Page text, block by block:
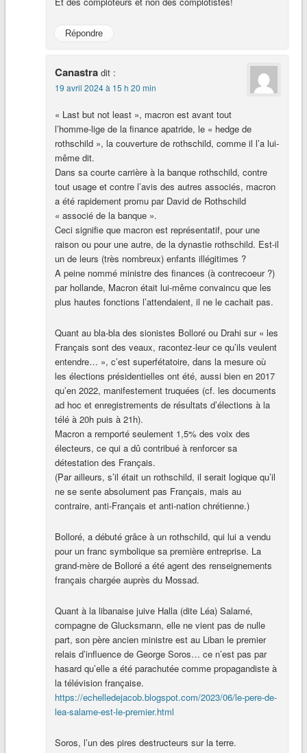
Répondre
Canastra dit :
19 avril 2024 à 15 h 20 min
« Last but not least », macron est avant tout
l’homme-lige de la finance apatride, le « hedge de
rothschild », la couverture de rothschild, comme il l’a lui-
même dit.
Dans sa courte carrière à la banque rothschild, contre
tout usage et contre l’avis des autres associés, macron
a été rapidement promu par David de Rothschild
« associé de la banque ».
Ceci signifie que macron est représentatif, pour une
raison ou pour une autre, de la dynastie rothschild. Est-il
un de leurs (très nombreux) enfants illégitimes ?
A peine nommé ministre des finances (à contrecoeur ?)
par hollande, Macron était lui-même convaincu que les
plus hautes fonctions l’attendaient, il ne le cachait pas.
Quant au bla-bla des sionistes Bolloré ou Drahi sur « les
Français sont des veaux, racontez-leur ce qu’ils veulent
entendre… », c’est superfétatoire, dans la mesure où
les élections présidentielles ont été, aussi bien en 2017
qu’en 2022, manifestement truquées (cf. les documents
ad hoc et enregistrements de résultats d’élections à la
télé à 20h puis à 21h).
Macron a remporté seulement 1,5% des voix des
électeurs, ce qui a dû contribué à renforcer sa
détestation des Français.
(Par ailleurs, s’il était un rothschild, il serait logique qu’il
ne se sente absolument pas Français, mais au
contraire, anti-Français et anti-nation chrétienne.)
Bolloré, a débuté grâce à un rothschild, qui lui a vendu
pour un franc symbolique sa première entreprise. La
grand-mère de Bolloré a été agent des renseignements
français chargée auprès du Mossad.
Quant à la libanaise juive Halla (dite Léa) Salamé,
compagne de Glucksmann, elle ne vient pas de nulle
part, son père ancien ministre est au Liban le premier
relais d’influence de George Soros… ce n’est pas par
hasard qu’elle a été parachutée comme propagandiste à
la télévision française.
https://echelledejacob.blogspot.com/2023/06/le-pere-de-
lea-salame-est-le-premier.html
Soros, l’un des pires destructeurs sur la terre.